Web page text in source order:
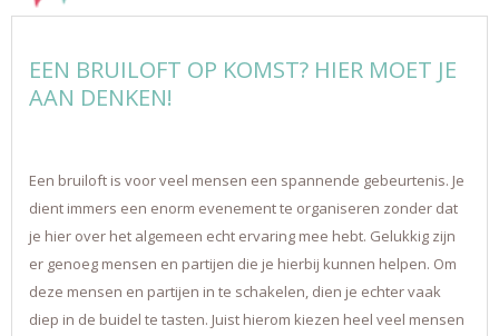
EEN BRUILOFT OP KOMST? HIER MOET JE
AAN DENKEN!
Een bruiloft is voor veel mensen een spannende gebeurtenis. Je
dient immers een enorm evenement te organiseren zonder dat
je hier over het algemeen echt ervaring mee hebt. Gelukkig zijn
er genoeg mensen en partijen die je hierbij kunnen helpen. Om
deze mensen en partijen in te schakelen, dien je echter vaak
diep in de buidel te tasten. Juist hierom kiezen heel veel mensen